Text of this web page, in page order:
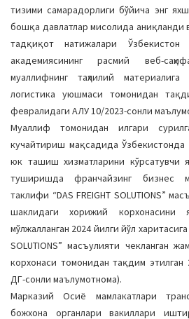
тизими самарадорлиги бўйича энг
бошқа давлатлар мисолида аниқланди
тадқиқот натижалари
академиясининг расмий веб-
муаллифнинг таҳлилий
логистика уюшмаси томонидан
февралидаги АЛУ 10/2023-сонли
Муаллиф томонидан илгари
кучайтириш мақсадида Ўзбекистонда
юк ташиш хизматларини кўрсатувчи
туширишда франчайзинг бизнес
таклифи “DAS FREIGHT SOLUTIONS”
шаклидаги хорижий корхонасини
мўлжалланган 2024 йилги йўл харитасига
SOLUTIONS” масъулияти чекланган
корхонаси томонидан тақдим этилган
ДГ-сонли маълумотнома).
Марказий Осиё мамлакатлари
божхона органлари вакиллари